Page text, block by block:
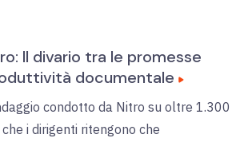
Il divario tra le promesse
documentale
condotto da Nitro su oltre 1.300
i dirigenti ritengono che